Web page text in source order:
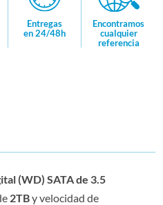
Entregas
en 24/48h
Encontramos
cualquier
referencia
(WD) SATA de 3.5
2TBy velocidad de